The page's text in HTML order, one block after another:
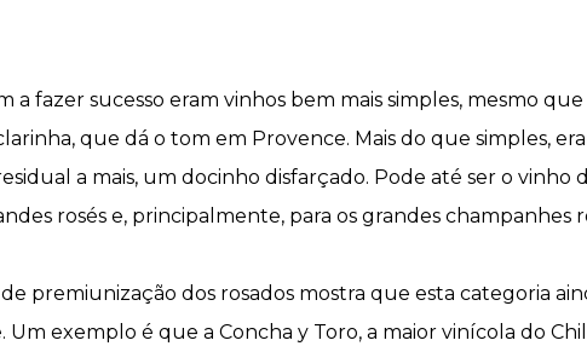
a fazer sucesso eram vinhos bem mais simples, mesmo que
que dá o tom em Provence. Mais do que simples,
a mais, um docinho disfarçado. Pode até ser o vinho
rosés e, principalmente, para os grandes champanhes
premiunização dos rosados mostra que esta categoria
exemplo é que a Concha y Toro, a maior vinícola do